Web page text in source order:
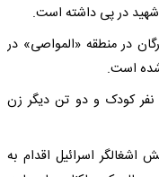
در منطقه «المواصی» در
نفر کودک و دو تن دیگر زن
اشغالگر اسرائیل اقدام به